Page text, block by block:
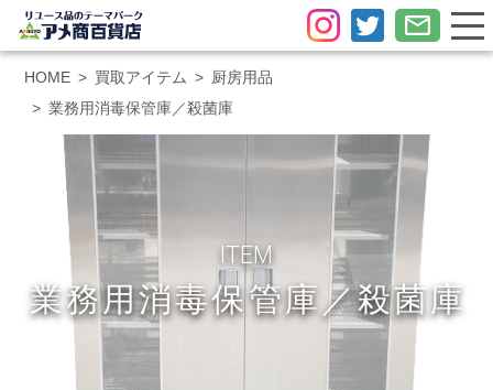
HOME 買取アイテム
厨房用品
業務用消毒保管庫／殺菌庫
ITEM
業務用消毒保管庫／殺菌庫